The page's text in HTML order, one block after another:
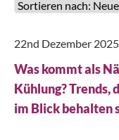
22nd Dezember 2025
Was kommt als
Kühlung? Trends,
im Blick behalten